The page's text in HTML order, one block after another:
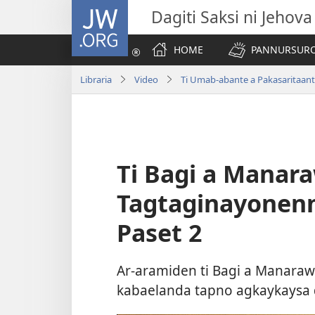
JW.ORG Dagiti Saksi ni Jehova
HOME
Libraria Video Ti Umab-abante a
Ti Bagi a
Paset 2
Ar-aramiden ti Bagi a
kabaelanda tapno